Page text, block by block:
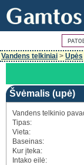
Vandens telkiniai > Upės
Švėmalis (upė)
Vandens telkinio
Tipas:
Vieta:
Baseinas:
Kur įteka:
Intako eilė: